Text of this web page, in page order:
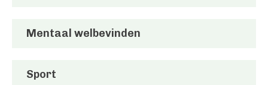
Mentaal welbevinden
Sport